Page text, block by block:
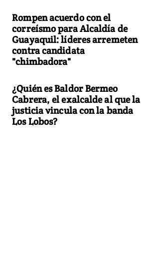
Rompen acuerdo con el
correísmo para Alcaldía de
Guayaquil: líderes arremeten
contra candidata
"chimbadora"
¿Quién es Baldor Bermeo
Cabrera, el exalcalde al que la
justicia vincula con la banda
Los Lobos?